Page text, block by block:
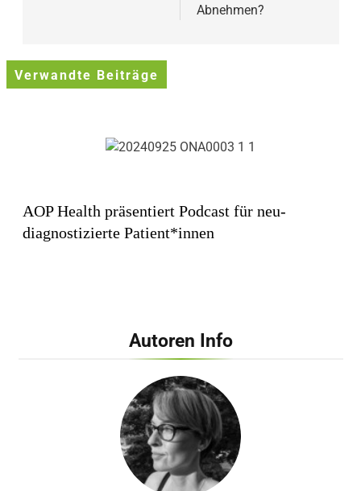
Abnehmen?
Verwandte Beiträge
AOP Health präsentiert Podcast für neu-
diagnostizierte Patient*innen
Dehnen, Warmlaufen und Co. – Arzt verrät, wie
man sich als Anfänger wirklich vor bösen
Sportverletzungen schützt
Autoren Info